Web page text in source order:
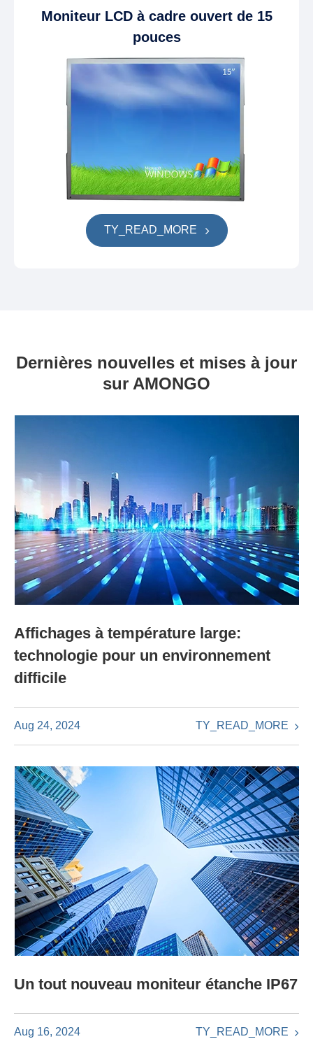
Moniteur LCD à cadre ouvert de 15
pouces
TY_READ_MORE
Dernières nouvelles et mises à jour
sur AMONGO
Affichages à température large:
technologie pour un environnement
difficile
Aug 24, 2024 TY_READ_MORE
Un tout nouveau moniteur étanche IP67
Aug 16, 2024 TY_READ_MORE